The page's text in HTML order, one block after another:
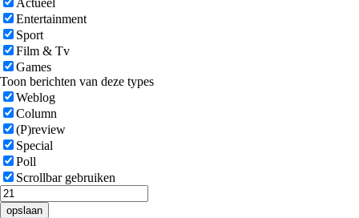
Actueel
Entertainment
Sport
Film & Tv
Games
Toon berichten van deze types
Weblog
Column
(P)review
Special
Poll
Scrollbar gebruiken
opslaan